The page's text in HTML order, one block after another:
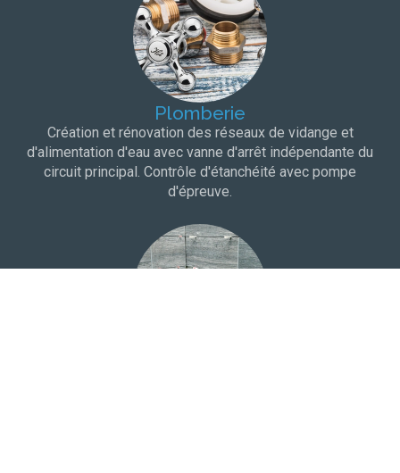
Plomberie
Création et rénovation des réseaux de vidange et
d'alimentation d'eau avec vanne d'arrêt indépendante du
circuit principal. Contrôle d'étanchéité avec pompe
d'épreuve.